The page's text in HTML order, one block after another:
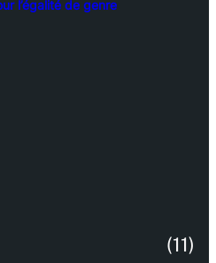
l’égalité de genre
(11)